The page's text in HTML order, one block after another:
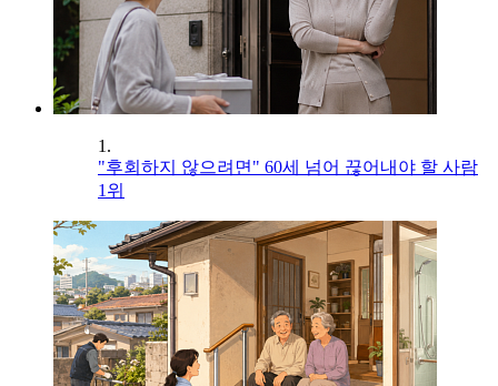
1.
"후회하지 않으려면" 60세 넘어 끊어내야 할 사람
1위